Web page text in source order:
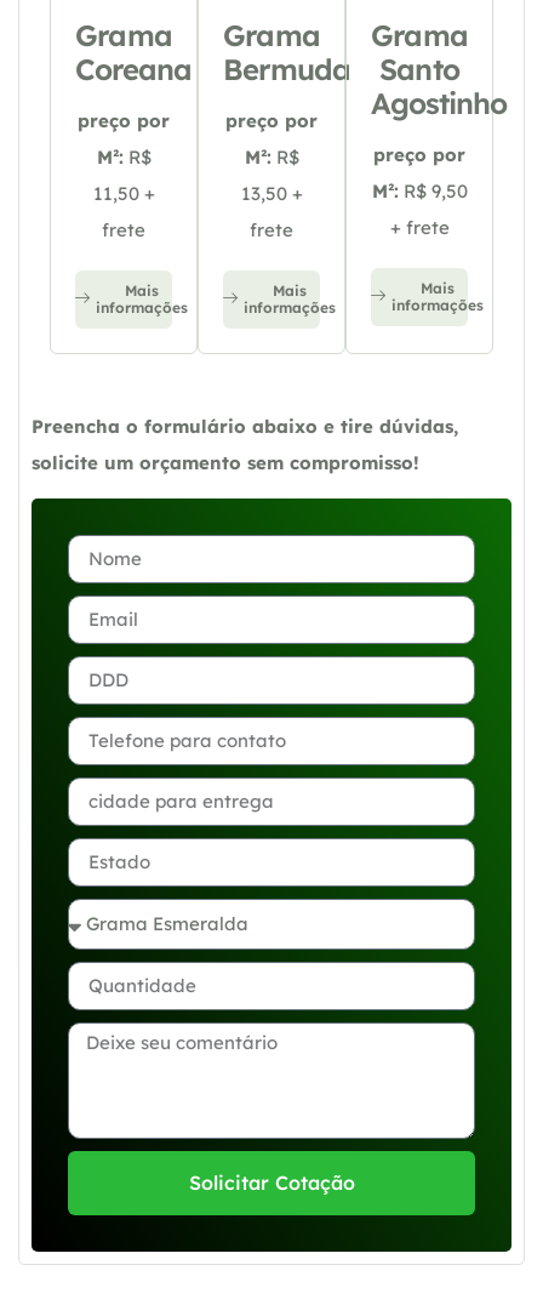
Grama
Coreana
preço por
M²: R$
11,50 +
frete
Mais
informações
Grama
Bermuda
preço por
M²: R$
13,50 +
frete
Mais
informações
Grama
Santo
Agostinho
preço por
M²: R$ 9,50
+ frete
Mais
informações
Preencha o formulário abaixo e tire dúvidas,
solicite um orçamento sem compromisso!
Solicitar Cotação